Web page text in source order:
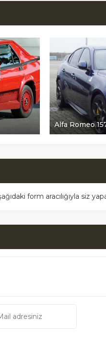
Alfa Romeo
form aracılığıyla siz